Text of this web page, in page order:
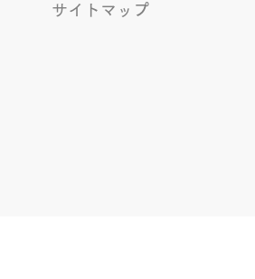
サイトマップ